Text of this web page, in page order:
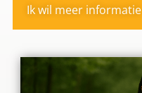
Ik wil meer informatie